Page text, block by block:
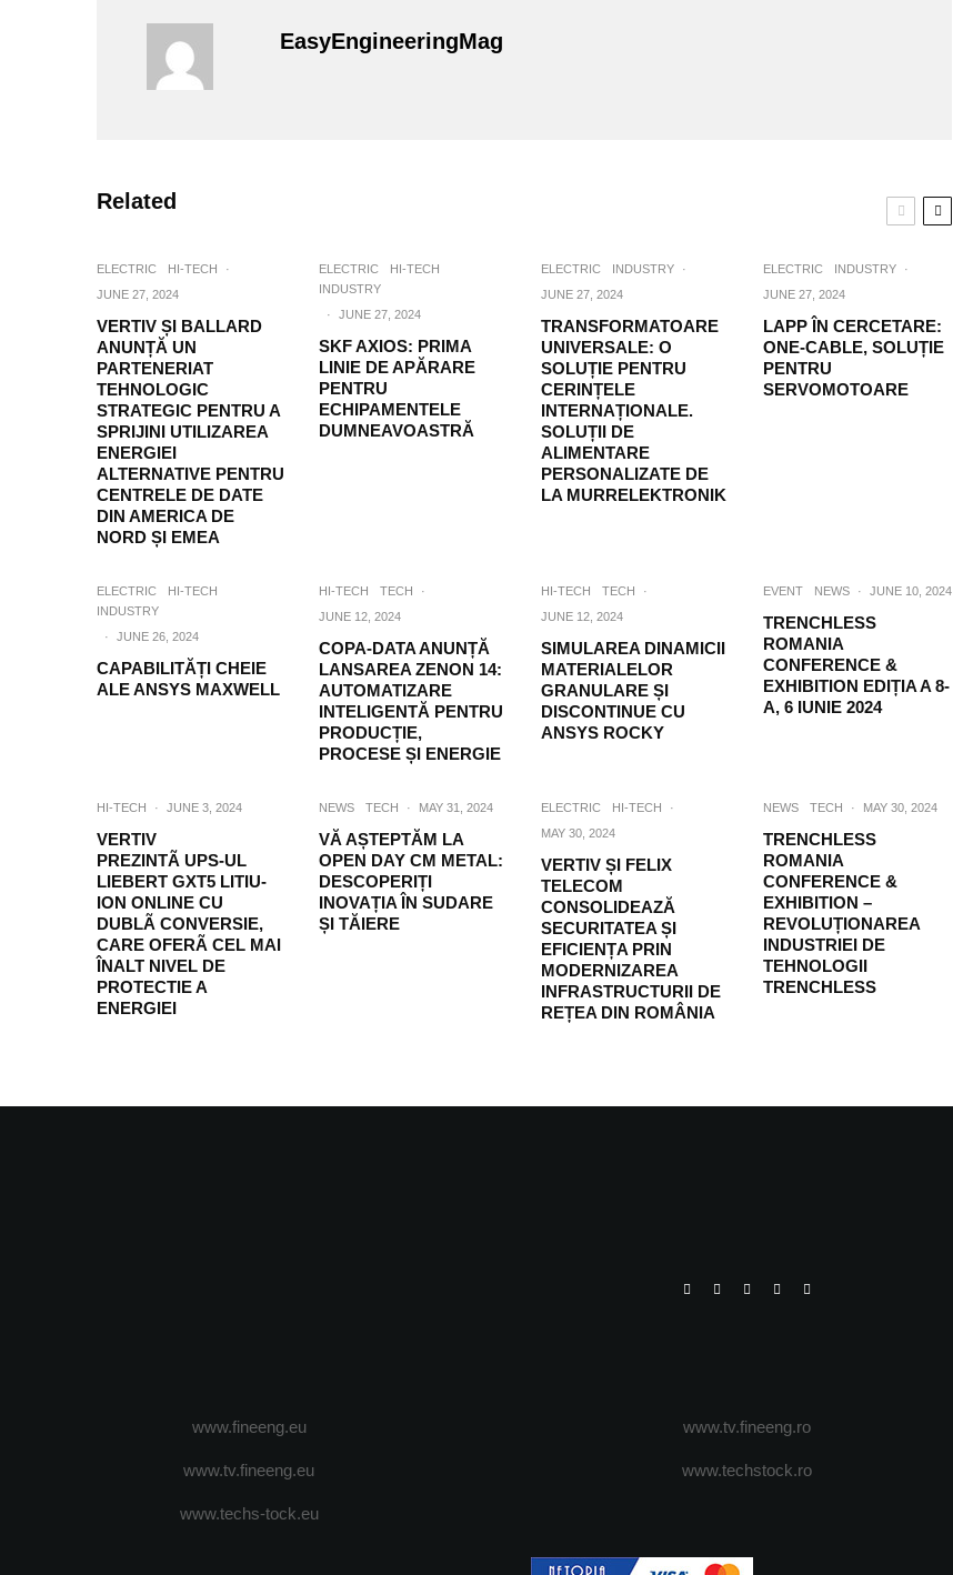
EasyEngineeringMag
Related
ELECTRIC HI-TECH
·
JUNE 27, 2024
VERTIV ȘI BALLARD
ANUNȚĂ UN
PARTENERIAT
TEHNOLOGIC
STRATEGIC PENTRU A
SPRIJINI UTILIZAREA
ENERGIEI
ALTERNATIVE PENTRU
CENTRELE DE DATE
DIN AMERICA DE
NORD ȘI EMEA
ELECTRIC
HI-TECH
INDUSTRY
·
JUNE 27, 2024
SKF AXIOS: PRIMA
LINIE DE APĂRARE
PENTRU
ECHIPAMENTELE
DUMNEAVOASTRĂ
ELECTRIC INDUSTRY
·
JUNE 27, 2024
TRANSFORMATOARE
UNIVERSALE: O
SOLUȚIE PENTRU
CERINȚELE
INTERNAȚIONALE.
SOLUȚII DE
ALIMENTARE
PERSONALIZATE DE
LA MURRELEKTRONIK
ELECTRIC INDUSTRY
·
JUNE 27, 2024
LAPP ÎN CERCETARE:
ONE-CABLE, SOLUȚIE
PENTRU
SERVOMOTOARE
ELECTRIC
HI-TECH
INDUSTRY
·
JUNE 26, 2024
CAPABILITĂȚI CHEIE
ALE ANSYS MAXWELL
HI-TECH TECH
·
JUNE 12, 2024
COPA-DATA ANUNȚĂ
LANSAREA ZENON 14:
AUTOMATIZARE
INTELIGENTĂ PENTRU
PRODUCȚIE,
PROCESE ȘI ENERGIE
HI-TECH TECH
·
JUNE 12, 2024
SIMULAREA DINAMICII
MATERIALELOR
GRANULARE ȘI
DISCONTINUE CU
ANSYS ROCKY
EVENT NEWS · JUNE 10, 2024
TRENCHLESS
ROMANIA
CONFERENCE &
EXHIBITION EDIȚIA A 8-
A, 6 IUNIE 2024
HI-TECH · JUNE 3, 2024
VERTIV
PREZINTÃ UPS-UL
LIEBERT GXT5 LITIU-
ION ONLINE CU
DUBLÃ CONVERSIE,
CARE OFERÃ CEL MAI
ÎNALT NIVEL DE
PROTECTIE A
ENERGIEI
NEWS TECH · MAY 31, 2024
VĂ AȘTEPTĂM LA
OPEN DAY CM METAL:
DESCOPERIȚI
INOVAȚIA ÎN SUDARE
ȘI TĂIERE
ELECTRIC HI-TECH
·
MAY 30, 2024
VERTIV ȘI FELIX
TELECOM
CONSOLIDEAZĂ
SECURITATEA ȘI
EFICIENȚA PRIN
MODERNIZAREA
INFRASTRUCTURII DE
REȚEA DIN ROMÂNIA
NEWS TECH · MAY 30, 2024
TRENCHLESS
ROMANIA
CONFERENCE &
EXHIBITION –
REVOLUȚIONAREA
INDUSTRIEI DE
TEHNOLOGII
TRENCHLESS
www.fineeng.eu
www.tv.fineeng.eu
www.techs-tock.eu
www.tv.fineeng.ro
www.techstock.ro